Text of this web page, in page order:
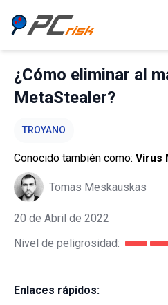
¿Cómo eliminar al
MetaStealer?
TROYANO
Conocido también como: Virus
Tomas Meskauskas
20 de Abril de 2022
Nivel de peligrosidad:
Enlaces rápidos: